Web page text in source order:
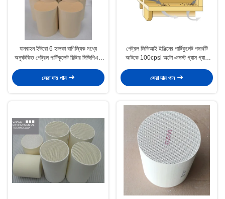
যানবাহন ইউরো 6 হালকা বাণিজ্যিক মধ্যে
অনুঘটকিত পেট্রল পার্টিকুলেট ফিল্টার সিজিপিএফ
সেরা দাম পান
পেট্রল জিডিআই ইঞ্জিনের পার্টিকুলেট পদার্থটি
আটকে 100cpsi অটো এক্সস্ট গ্যাস গ্যাস
সেরা দাম পান